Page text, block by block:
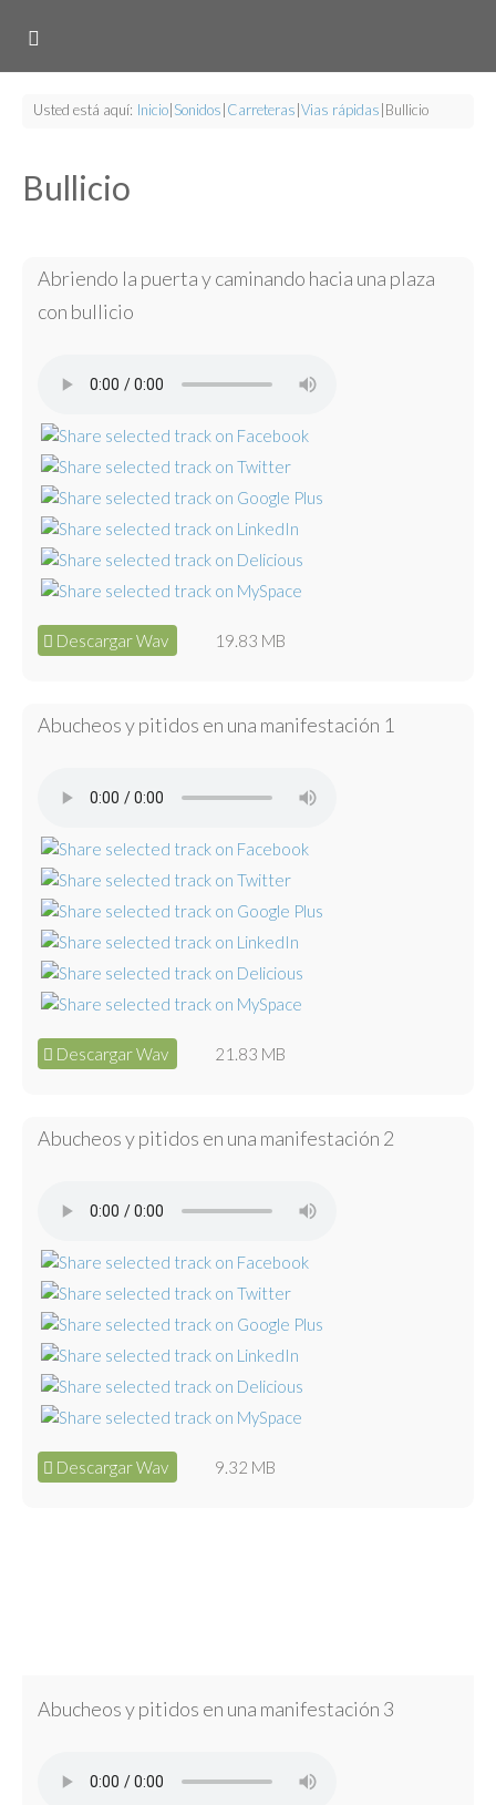
Usted está aquí: Inicio Sonidos Carreteras Vias rápidas Bullicio
Bullicio
Abriendo la puerta y caminando hacia una plaza
con bullicio
Descargar Wav 19.83 MB
Abucheos y pitidos en una manifestación 1
Descargar Wav 21.83 MB
Abucheos y pitidos en una manifestación 2
Descargar Wav 9.32 MB
Abucheos y pitidos en una manifestación 3